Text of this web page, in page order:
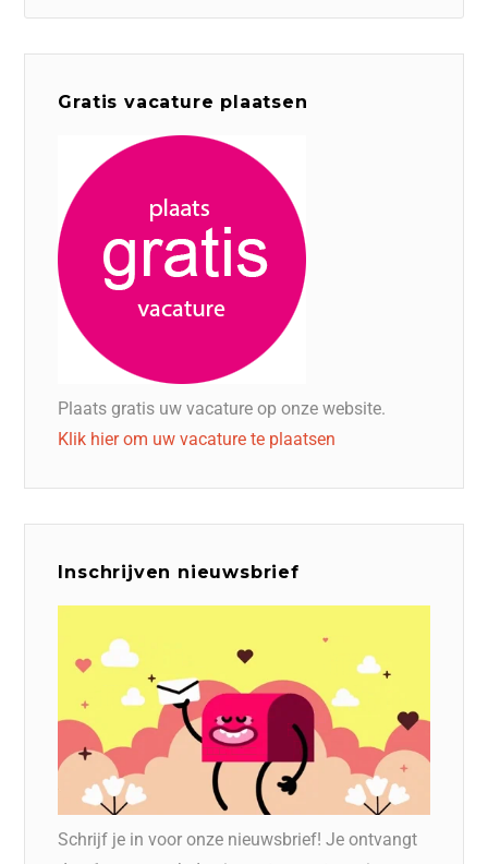
Gratis vacature plaatsen
Plaats gratis uw vacature op onze website.
Klik hier om uw vacature te plaatsen
Inschrijven nieuwsbrief
Schrijf je in voor onze nieuwsbrief! Je ontvangt